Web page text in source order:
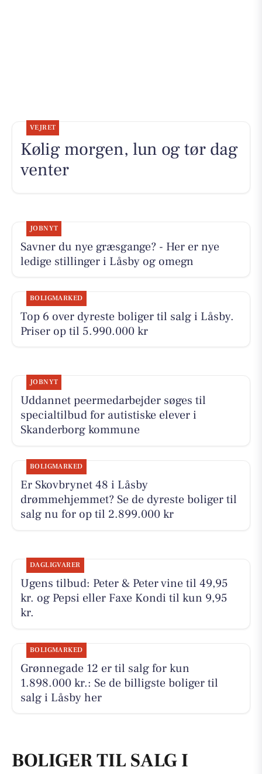
VEJRET
Kølig morgen, lun og tør dag
venter
JOBNYT
Savner du nye græsgange? - Her er nye
ledige stillinger i Låsby og omegn
BOLIGMARKED
Top 6 over dyreste boliger til salg i Låsby.
Priser op til 5.990.000 kr
JOBNYT
Uddannet peermedarbejder søges til
specialtilbud for autistiske elever i
Skanderborg kommune
BOLIGMARKED
Er Skovbrynet 48 i Låsby
drømmehjemmet? Se de dyreste boliger til
salg nu for op til 2.899.000 kr
DAGLIGVARER
Ugens tilbud: Peter & Peter vine til 49,95
kr. og Pepsi eller Faxe Kondi til kun 9,95
kr.
BOLIGMARKED
Grønnegade 12 er til salg for kun
1.898.000 kr.: Se de billigste boliger til
salg i Låsby her
BOLIGER TIL SALG I